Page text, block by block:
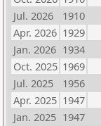
Jul. 2026
1910
Apr. 2026 1929
Jan. 2026 1934
Oct. 2025 1969
Jul. 2025
1956
Apr. 2025 1947
Jan. 2025 1947